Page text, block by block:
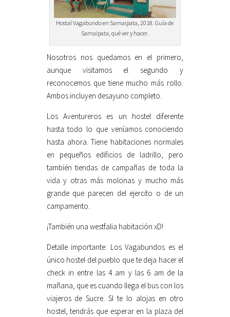
Hostal Vagabundo en Samaipata, 2018. Guía de
Samaipata, qué ver y hacer.
Nosotros nos quedamos en el primero,
aunque visitamos el segundo y
reconocemos que tiene mucho más rollo.
Ambos incluyen desayuno completo.
Los Aventureros es un hostel diferente
hasta todo lo que veníamos conociendo
hasta ahora. Tiene habitaciones normales
en pequeños edificios de ladrillo, pero
también tiendas de campañas de toda la
vida y otras más molonas y mucho más
grande que parecen del ejercito o de un
campamento.
¡También una westfalia habitación xD!
Detalle importante: Los Vagabundos es el
único hostel del pueblo que te deja hacer el
check in entre las 4 am y las 6 am de la
mañana, que es cuando llega el bus con los
viajeros de Sucre. SI te lo alojas en otro
hostel, tendrás que esperar en la plaza del